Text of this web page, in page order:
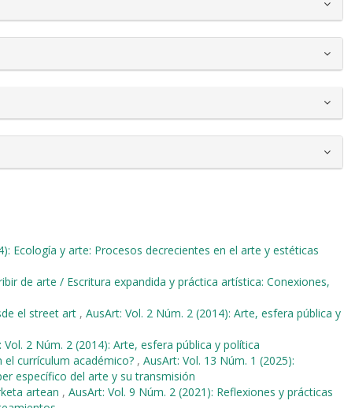
Ecología y arte: Procesos decrecientes en el arte y estéticas
de arte / Escritura expandida y práctica artística: Conexiones,
el street art , AusArt: Vol. 2 Núm. 2 (2014): Arte, esfera pública y
Vol. 2 Núm. 2 (2014): Arte, esfera pública y política
el currículum académico? , AusArt: Vol. 13 Núm. 1 (2025):
específico del arte y su transmisión
artean , AusArt: Vol. 9 Núm. 2 (2021): Reflexiones y prácticas